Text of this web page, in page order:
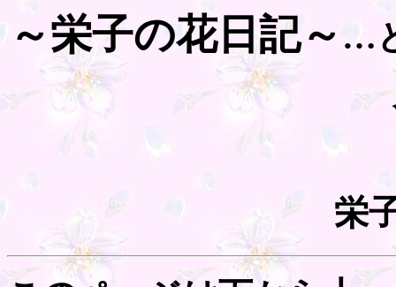
～栄子の花日記～ …
栄